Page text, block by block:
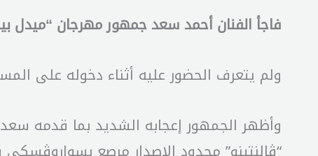
فاجأ الفنان أحمد سعد جمهور مهرجان
ولم يتعرف الحضور عليه أثناء دخوله على
وأظهر الجمهور إعجابه الشديد بما قدمه